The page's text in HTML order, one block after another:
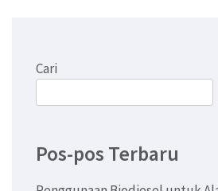
Cari
Pos-pos Terbaru